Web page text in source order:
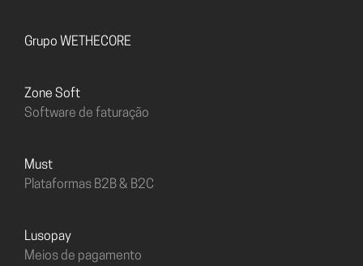
Grupo WETHECORE
Zone Soft
Software de faturação
must
Plataformas B2B & B2C
Lusopay
Meios de pagamento